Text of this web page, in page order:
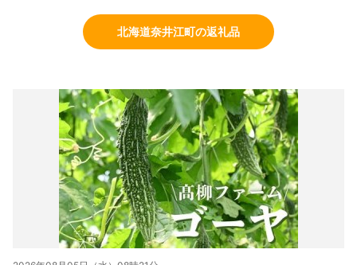
北海道奈井江町の返礼品